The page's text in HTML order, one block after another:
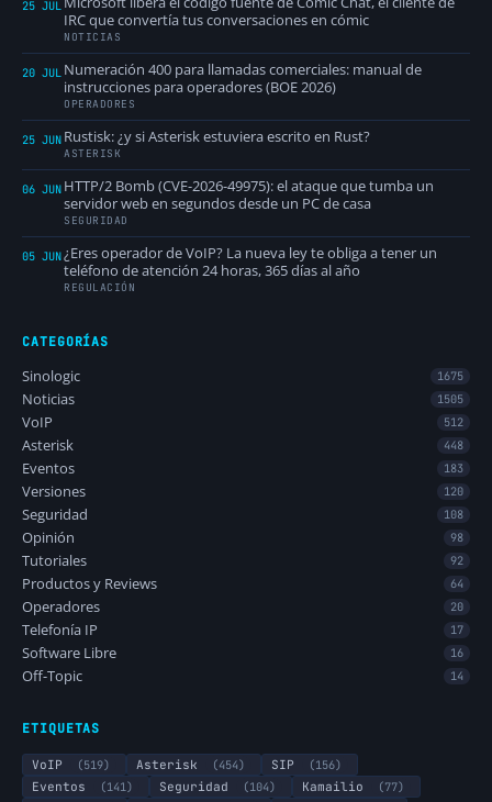
25 JUL
IRC que convertía tus conversaciones en cómic
NOTICIAS
20 JUL Numeración 400 para llamadas comerciales: manual de
instrucciones para operadores (BOE 2026)
OPERADORES
25 JUN Rustisk: ¿y si Asterisk estuviera escrito en Rust?
ASTERISK
06 JUN HTTP/2 Bomb (CVE-2026-49975): el ataque que tumba un
servidor web en segundos desde un PC de casa
SEGURIDAD
05 JUN¿Eres operador de VoIP? La nueva ley te obliga a tener un
teléfono de atención 24 horas, 365 días al año
REGULACIÓN
CATEGORÍAS
Sinologic 1675
Noticias 1505
VoIP 512
Asterisk 448
Eventos 183
Versiones 120
Seguridad 108
Opinión 98
Tutoriales 92
Productos y Reviews 64
Operadores 20
Telefonía IP 17
Software Libre 16
Off-Topic 14
ETIQUETAS
VoIP (519) Asterisk (454) SIP
(156)
Eventos
(141) Seguridad (104) Kamailio
(77)